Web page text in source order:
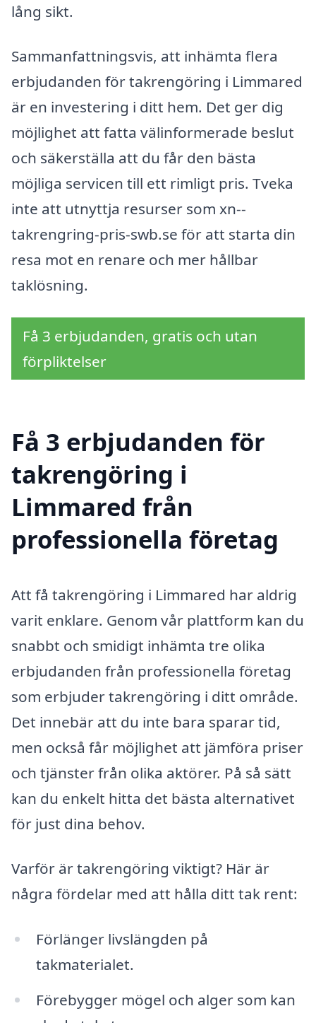
lång sikt.
Sammanfattningsvis, att inhämta flera
erbjudanden för takrengöring i Limmared
är en investering i ditt hem. Det ger dig
möjlighet att fatta välinformerade beslut
och säkerställa att du får den bästa
möjliga servicen till ett rimligt pris. Tveka
inte att utnyttja resurser som xn--
takrengring-pris-swb.se för att starta din
resa mot en renare och mer hållbar
taklösning.
Få 3 erbjudanden, gratis och utan
förpliktelser
Få 3 erbjudanden för
takrengöring i
Limmared från
professionella företag
Att få takrengöring i Limmared har aldrig
varit enklare. Genom vår plattform kan du
snabbt och smidigt inhämta tre olika
erbjudanden från professionella företag
som erbjuder takrengöring i ditt område.
Det innebär att du inte bara sparar tid,
men också får möjlighet att jämföra priser
och tjänster från olika aktörer. På så sätt
kan du enkelt hitta det bästa alternativet
för just dina behov.
Varför är takrengöring viktigt? Här är
några fördelar med att hålla ditt tak rent:
Förlänger livslängden på
takmaterialet.
Förebygger mögel och alger som kan